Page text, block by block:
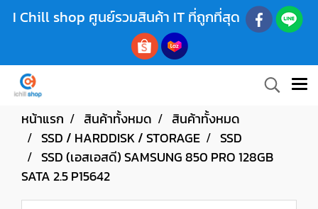
I Chill shop ศูนย์รวมสินค้า IT ที่ถูกที่สุด
หน้าแรก สินค้าทั้งหมด
สินค้าทั้งหมด
SSD / HARDDISK / STORAGE
SSD
SSD (เอสเอสดี) SAMSUNG 850 PRO 128GB
SATA 2.5 P15642